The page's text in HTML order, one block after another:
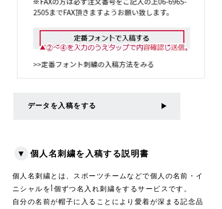
データを入稿をする
▼ 個人名刺繍を入稿する説明書
個人名刺繍とは、スポーツチームなどで個人の名前・イ
ニシャルを1個ずつ名入れ刺繍をするサービスです。
自分の名前が帽子に入ることにより愛着が深まる記念品